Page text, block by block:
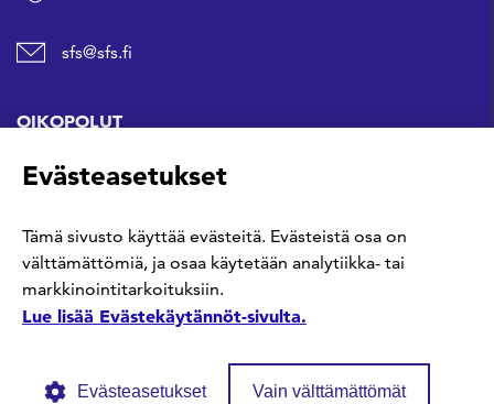
sfs@sfs.fi
OIKOPOLUT
Hanki standardi
Kommentoi tekeillä olevia standardeja
Evästeasetukset
Tämä sivusto käyttää evästeitä. Evästeistä osa on
välttämättömiä, ja osaa käytetään analytiikka- tai
markkinointitarkoituksiin.
Lue lisää Evästekäytännöt-sivulta.
Evästeasetukset Vain välttämättömät